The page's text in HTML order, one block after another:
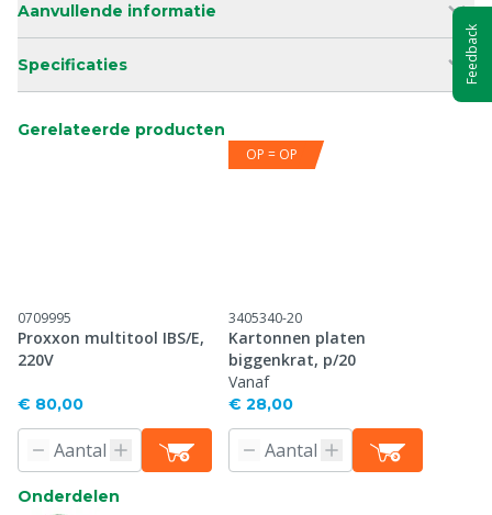
Aanvullende informatie
Specificaties
Gerelateerde producten
0709995
Proxxon multitool IBS/E,
220V
€ 80,00
OP = OP
3405340-20
Kartonnen platen
biggenkrat, p/20
Vanaf
€ 28,00
Onderdelen
Feedback